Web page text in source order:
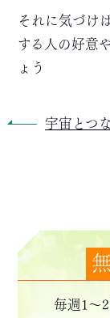
それに気づけ
する人の好意
ょう
宇宙とつ
毎週1～